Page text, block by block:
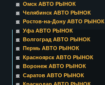
Омск АВТО РЫНОК
Челябинск АВТО РЫНОК
Ростов-на-Дону АВТО РЫНОК
Уфа АВТО РЫНОК
Волгоград АВТО РЫНОК
Пермь АВТО РЫНОК
Красноярск АВТО РЫНОК
Воронеж АВТО РЫНОК
Саратов АВТО РЫНОК